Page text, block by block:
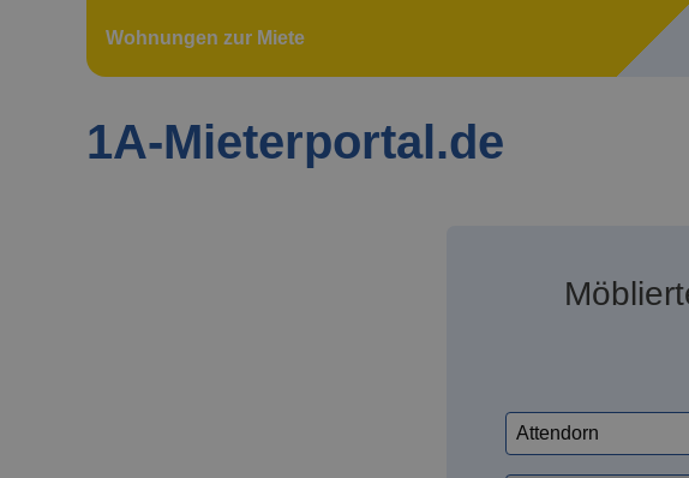
Wohnungen zur Miete
1A-Mieterportal.de